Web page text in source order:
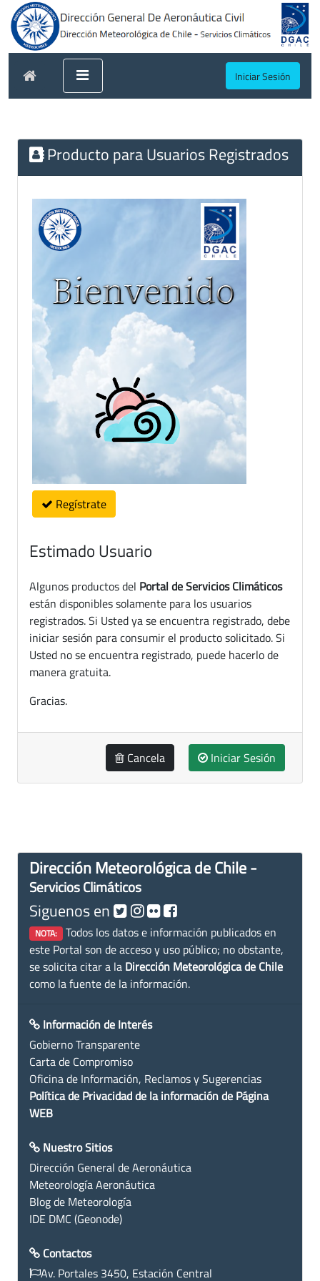
Iniciar Sesión
Producto para Usuarios Registrados
Regístrate
Estimado Usuario
Algunos productos del Portal de Servicios Climáticos
están disponibles solamente para los usuarios
registrados. Si Usted ya se encuentra registrado, debe
iniciar sesión para consumir el producto solicitado. Si
Usted no se encuentra registrado, puede hacerlo de
manera gratuita.
Gracias.
Cancela Iniciar Sesión
Dirección Meteorológica de Chile -
Servicios Climáticos
Siguenos en
NOTA: Todos los datos e información publicados en
este Portal son de acceso y uso público; no obstante,
se solicita citar a la Dirección Meteorológica de Chile
como la fuente de la información.
Información de Interés
Gobierno Transparente
Carta de Compromiso
Oficina de Información, Reclamos y Sugerencias
Política de Privacidad de la información de Página
WEB
Nuestro Sitios
Dirección General de Aeronáutica
Meteorología Aeronáutica
Blog de Meteorología
IDE DMC (Geonode)
Contactos
Av. Portales 3450, Estación Central